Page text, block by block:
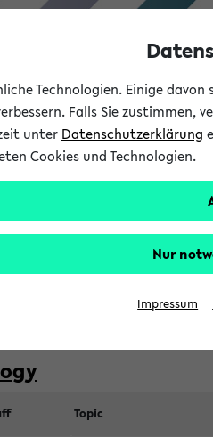
Studies
in
Topic
Technologien. Einige
Falls Sie
unter Datenschutzerklärung
Cookies und Technologien.
Nur
Impressum